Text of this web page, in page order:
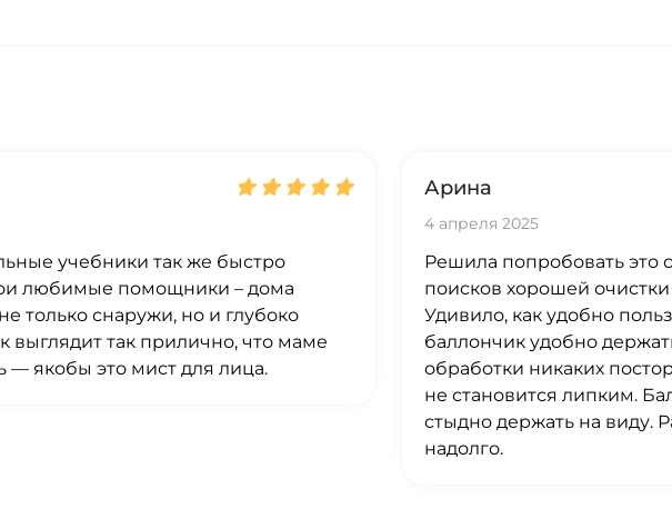
учебники так же быстро
любимые помощники – дома
только снаружи, но и глубоко
выглядит так прилично, что маме
— якобы это мист для лица.
Арина
4 апреля 2025
Решила попробовать это
поисков хорошей очистки
Удивило, как удобно
баллончик удобно
обработки никаких
не становится липким.
стыдно держать на виду.
надолго.